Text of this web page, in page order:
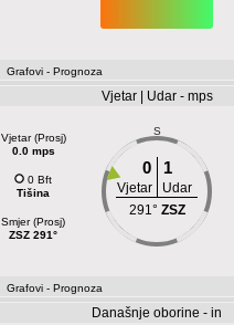
Grafovi - Prognoza
Vjetar | Udar - mps
Vjetar (Prosj)
0.0 mps
0 Bft
Tišina
Smjer (Prosj)
ZSZ 291°
S
0 1
Vjetar
Udar
291° ZSZ
Grafovi - Prognoza
Današnje oborine - in